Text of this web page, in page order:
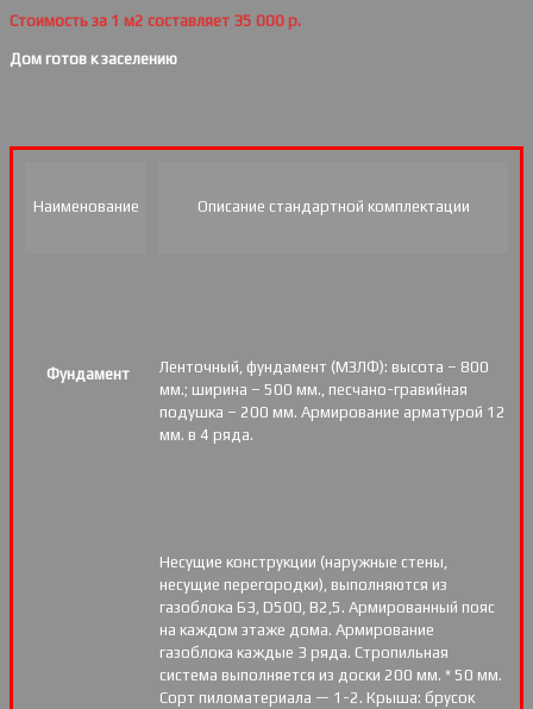
Стоимость за 1 м2 составляет 35 000 р.
Дом готов к заселению
Наименование Описание стандартной комплектации
Фундамент
Ленточный, фундамент (МЗЛФ): высота – 800
мм.; ширина – 500 мм., песчано-гравийная
подушка – 200 мм. Армирование арматурой 12
мм. в 4 ряда.
Несущие конструкции (наружные стены,
несущие перегородки), выполняются из
газоблока Б3, D500, В2,5. Армированный пояс
на каждом этаже дома. Армирование
газоблока каждые 3 ряда. Стропильная
система выполняется из доски 200 мм. * 50 мм.
Сорт пиломатериала — 1-2. Крыша: брусок